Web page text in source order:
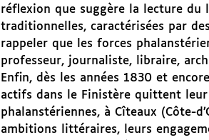
réflexion que suggère la lecture du
traditionnelles, caractérisées par
rappeler que les forces
professeur, journaliste, libraire,
Enfin, dès les années 1830 et
actifs dans le Finistère quittent
phalanstériennes, à Cîteaux (Côte-
ambitions littéraires, leurs